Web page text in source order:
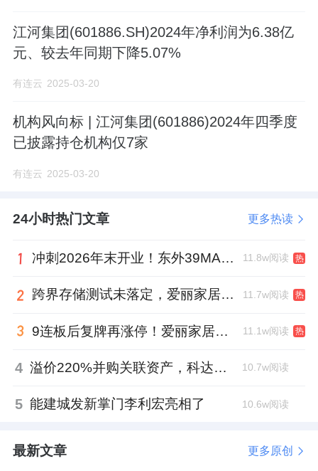
江河集团(601886.SH)2024年净利润为6.38亿
元、较去年同期下降5.07%
有连云 2025-03-20
机构风向标 | 江河集团(601886)2024年四季度
已披露持仓机构仅7家
有连云 2025-03-20
24小时热门文章 更多热读
冲刺2026年末开业！东外39MALL全球招商启幕，重构东直门商圈格局 11.8w阅读 热
跨界存储测试未落定，爱丽家居复牌前自揭多重风险 11.7w阅读 热
9连板后复牌再涨停！爱丽家居市盈率318倍，跨界收购案尚未落地 11.1w阅读 热
4 溢价220%并购关联资产，科达制造近75亿元重组被否 10.7w阅读
5 能建城发新掌门李利宏亮相了 10.6w阅读
最新文章 更多原创